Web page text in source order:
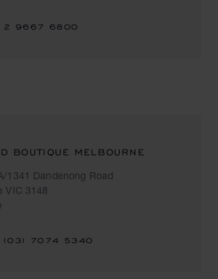
2 9667 6800
BOUTIQUE MELBOURNE
1341 Dandenong Road
VIC 3148
(03) 7074 5340